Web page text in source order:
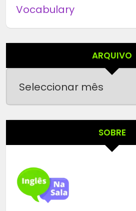
Vocabulary
ARQUIVO
SOBRE